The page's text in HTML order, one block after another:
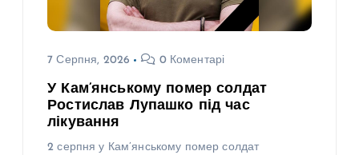
7 Серпня, 2026 0 Коментарі
У Кам’янському помер солдат
Ростислав Лупашко під час
лікування
2 серпня у Кам’янському помер солдат